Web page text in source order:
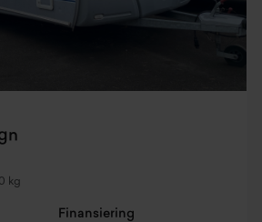
kg
Finansiering